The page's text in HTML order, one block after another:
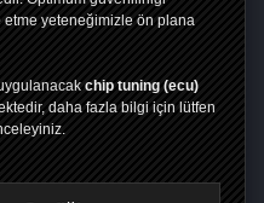
yeteneğimizle ön plana
chip tuning (ecu)
daha fazla bilgi için lütfen